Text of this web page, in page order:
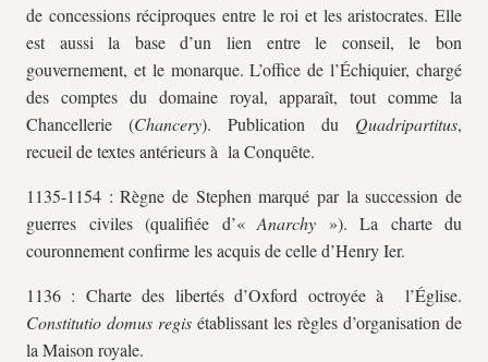
de concessions réciproques entre le roi et les aristocrates. Elle
est aussi la base d’un lien entre le conseil, le bon
gouvernement, et le monarque. L’office de l’Échiquier, chargé
des comptes du domaine royal, apparaît, tout comme la
Chancellerie (Chancery). Publication du Quadripartitus,
recueil de textes antérieurs à la Conquête.
1135-1154 : Règne de Stephen marqué par la succession de
guerres civiles (qualifiée d’« Anarchy »). La charte du
couronnement confirme les acquis de celle d’Henry Ier.
1136 : Charte des libertés d’Oxford octroyée à l’Église.
Constitutio domus regis établissant les règles d’organisation de
la Maison royale.